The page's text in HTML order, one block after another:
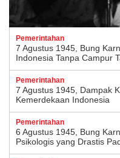
Pemerintahan
7 Agustus 1945, Bung
Indonesia Tanpa Campur
Pemerintahan
7 Agustus 1945, Dampak
Kemerdekaan Indonesia
Pemerintahan
6 Agustus 1945, Bung
Psikologis yang Drastis